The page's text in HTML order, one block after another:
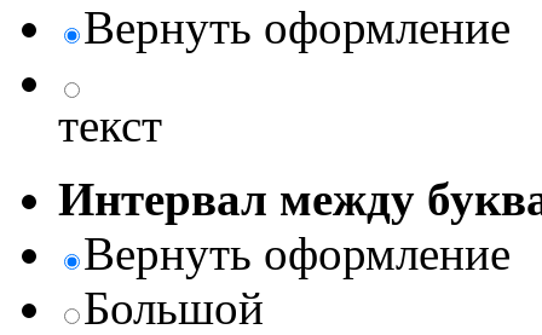
Вернуть оформление
текст
Интервал между
Вернуть оформление
Большой